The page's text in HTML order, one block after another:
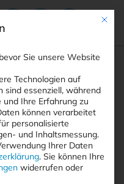
– NEUE …
Mit
Sie unsere Website
Technologien auf
sind essenziell, während
Ihre Erfahrung zu
können verarbeitet
personalisierte
und Inhaltsmessung.
Ihrer Daten
. Sie können Ihre
widerrufen oder